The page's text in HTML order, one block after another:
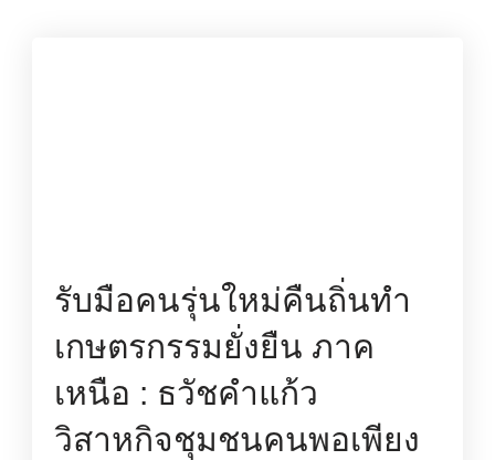
รับมือคนรุ่นใหม่คืนถิ่นทำ
เกษตรกรรมยั่งยืน ภาค
เหนือ : ธวัชคำแก้ว
วิสาหกิจชุมชนคนพอเพียง